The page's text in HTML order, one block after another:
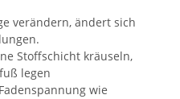
verändern, ändert sich
Stoffschicht kräuseln,
legen
wie